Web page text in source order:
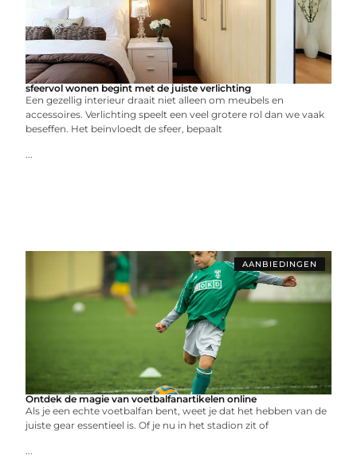
sfeervol wonen begint met de juiste verlichting
Een gezellig interieur draait niet alleen om meubels en
accessoires. Verlichting speelt een veel grotere rol dan we vaak
beseffen. Het beïnvloedt de sfeer, bepaalt
...
AANBIEDINGEN
Ontdek de magie van voetbalfanartikelen online
Als je een echte voetbalfan bent, weet je dat het hebben van de
juiste gear essentieel is. Of je nu in het stadion zit of
...